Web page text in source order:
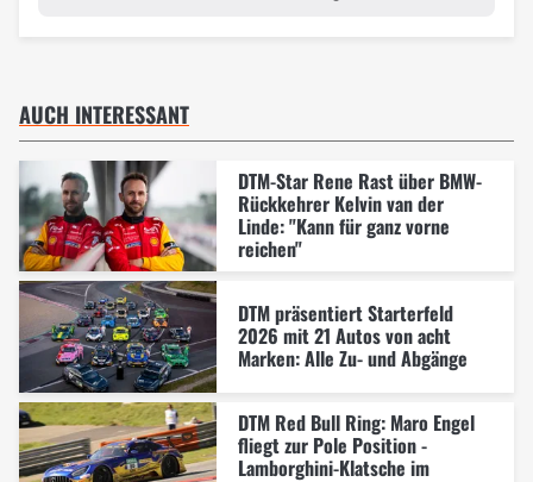
AUCH INTERESSANT
DTM-Star Rene Rast über BMW-
Rückkehrer Kelvin van der
Linde: "Kann für ganz vorne
reichen"
DTM präsentiert Starterfeld
2026 mit 21 Autos von acht
Marken: Alle Zu- und Abgänge
DTM Red Bull Ring: Maro Engel
fliegt zur Pole Position -
Lamborghini-Klatsche im